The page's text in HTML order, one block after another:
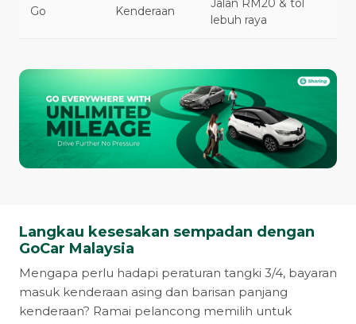
Go
Kenderaan
Jalan RM20 & tol
lebuh raya
Langkau kesesakan sempadan dengan
GoCar Malaysia
Mengapa perlu hadapi peraturan tangki 3/4, bayaran
masuk kenderaan asing dan barisan panjang
kenderaan? Ramai pelancong memilih untuk